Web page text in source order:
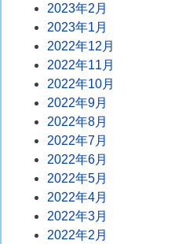
2023年2月
2023年1月
2022年12月
2022年11月
2022年10月
2022年9月
2022年8月
2022年7月
2022年6月
2022年5月
2022年4月
2022年3月
2022年2月